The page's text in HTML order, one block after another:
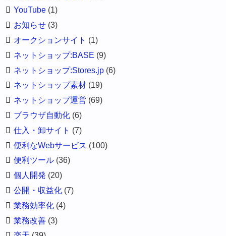
YouTube (1)
お知らせ (3)
オークションサイト (1)
ネットショップ:BASE (9)
ネットショップ:Stores.jp (6)
ネットショップ素材 (19)
ネットショップ運営 (69)
ブラウザ自動化 (6)
仕入・卸サイト (7)
便利なWebサービス (100)
便利ツール (36)
個人開発 (20)
公開・収益化 (7)
業務効率化 (4)
業務改善 (3)